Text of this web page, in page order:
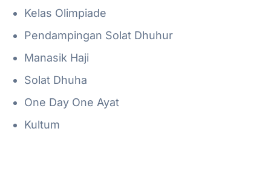
Kelas Olimpiade
Pendampingan Solat Dhuhur
Manasik Haji
Solat Dhuha
One Day One Ayat
Kultum